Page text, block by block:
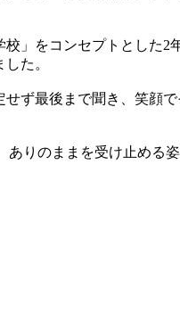
」をコンセプトとした
た。
ず最後まで聞き、笑顔
りのままを受け止める